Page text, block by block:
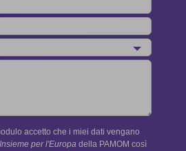
accetto che i miei dati vengano
Insieme per l'Europa della PAMOM così